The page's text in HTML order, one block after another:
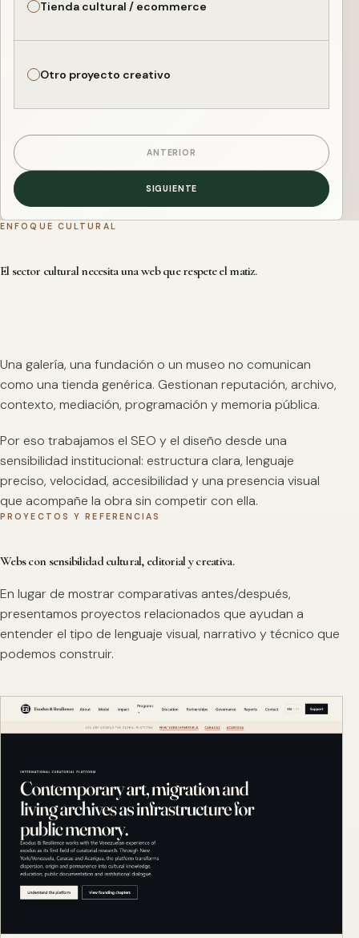
Tienda cultural / ecommerce
Otro proyecto creativo
ANTERIOR
SIGUIENTE
ENFOQUE CULTURAL
El sector cultural necesita una web que respete el matiz.
Una galería, una fundación o un museo no comunican
como una tienda genérica. Gestionan reputación, archivo,
contexto, mediación, programación y memoria pública.
Por eso trabajamos el SEO y el diseño desde una
sensibilidad institucional: estructura clara, lenguaje
preciso, velocidad, accesibilidad y una presencia visual
que acompañe la obra sin competir con ella.
PROYECTOS Y REFERENCIAS
Webs con sensibilidad cultural, editorial y creativa.
En lugar de mostrar comparativas antes/después,
presentamos proyectos relacionados que ayudan a
entender el tipo de lenguaje visual, narrativo y técnico que
podemos construir.